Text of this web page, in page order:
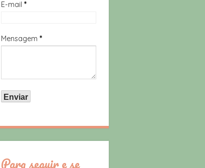
E-mail *
Mensagem *
Para seguir e se